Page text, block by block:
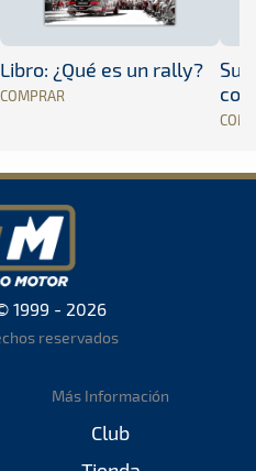
Libro: ¿Qué es un rally?
COMPRAR
1999 - 2026
reservados
Más Información
Club